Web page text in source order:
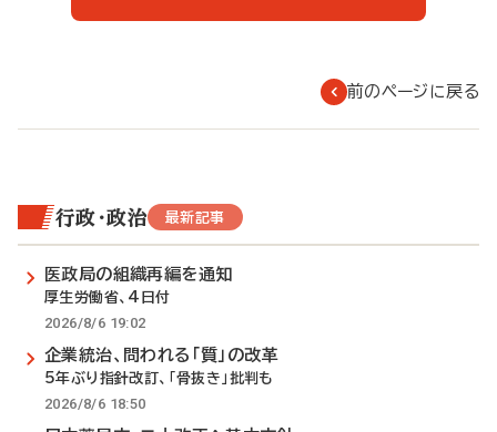
前のページに戻る
行政・政治 最新記事
医政局の組織再編を通知
厚生労働省、4日付
2026/8/6 19:02
企業統治、問われる「質」の改革
5年ぶり指針改訂、「骨抜き」批判も
2026/8/6 18:50